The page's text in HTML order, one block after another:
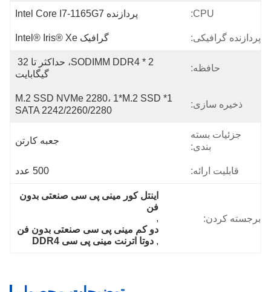
CPU: پردازنده Intel Core I7-1165G7
پردازنده گرافیکی: گرافیک Intel® Iris® Xe
حافظه:
2 * SODIMM DDR4، حداکثر تا 32
گیگابایت
ذخیره سازی:
1*M.2 SSD NVMe 2280، 1*M.2 SSD
SATA 2242/2260/2280
جزئیات بسته
بندی:
جعبه کارتن
قابلیت ارائه: 500 عدد
برجسته کردن:
اینتل کور مینی پی سی صنعتی بدون
فن
,
دو کم مینی پی سی صنعتی بدون فن
, دوتا اترنت مینی پی سی DDR4